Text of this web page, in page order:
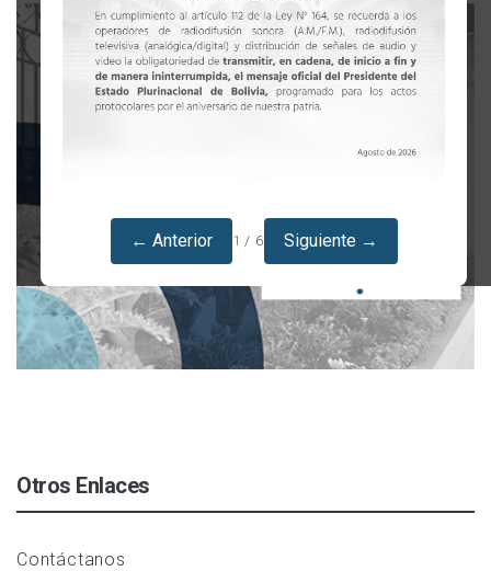
← Anterior 1 / 6 Siguiente →
Otros Enlaces
Contáctanos